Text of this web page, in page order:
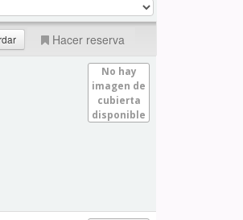
Hacer reserva
No hay
imagen de
cubierta
disponible